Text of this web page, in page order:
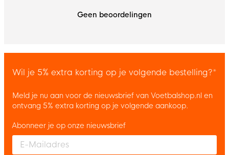
Geen beoordelingen
Wil je 5% extra korting op je volgende bestelling?*
Meld je nu aan voor de nieuwsbrief van Voetbalshop.nl en
ontvang 5% extra korting op je volgende aankoop.
Enter your email and accept the privacy policy to subscribe to
Abonneer je op onze nieuwsbrief